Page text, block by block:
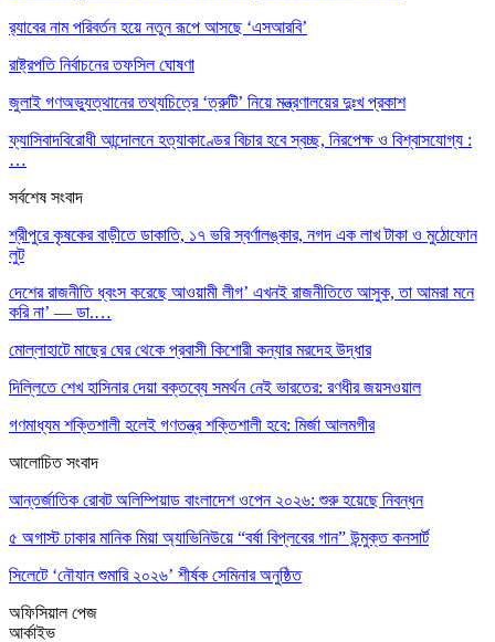
র‌্যাবের নাম পরিবর্তন হয়ে নতুন রূপে আসছে ‘এসআরবি’
রাষ্ট্রপতি নির্বাচনের তফসিল ঘোষণা
জুলাই গণঅভ্যুত্থানের তথ্যচিত্রে ‘ত্রুটি’ নিয়ে মন্ত্রণালয়ের দুঃখ প্রকাশ
ফ্যাসিবাদবিরোধী আন্দোলনে হত্যাকাণ্ডের বিচার হবে স্বচ্ছ, নিরপেক্ষ ও বিশ্বাসযোগ্য :
…
সর্বশেষ সংবাদ
শ্রীপুরে কৃষকের বাড়ীতে ডাকাতি, ১৭ ভরি স্বর্ণালঙ্কার, নগদ এক লাখ টাকা ও মুঠোফোন
লুট
দেশের রাজনীতি ধ্বংস করেছে আওয়ামী লীগ’ এখনই রাজনীতিতে আসুক, তা আমরা মনে
করি না’ — ডা.…
মোল্লাহাটে মাছের ঘের থেকে প্রবাসী কিশোরী কন্যার মরদেহ উদ্ধার
দিল্লিতে শেখ হাসিনার দেয়া বক্তব্যে সমর্থন নেই ভারতের: রণধীর জয়সওয়াল
গণমাধ্যম শক্তিশালী হলেই গণতন্ত্র শক্তিশালী হবে: মির্জা আলমগীর
আলোচিত সংবাদ
আন্তর্জাতিক রোবট অলিম্পিয়াড বাংলাদেশ ওপেন ২০২৬: শুরু হয়েছে নিবন্ধন
৫ অগাস্ট ঢাকার মানিক মিয়া অ্যাভিনিউয়ে “বর্ষা বিপ্লবের গান” উন্মুক্ত কনসার্ট
সিলেটে ‘নৌযান শুমারি ২০২৬’ শীর্ষক সেমিনার অনুষ্ঠিত
অফিসিয়াল পেজ
আর্কাইভ